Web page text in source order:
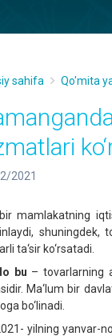
sahifa Qo'mita
2021
mamlakatning
shuningdek,
ta‘sir ko‘rsatadi.
bu – tovarlarning
Ma‘lum bir
bo‘linadi.
yilning yanvar-